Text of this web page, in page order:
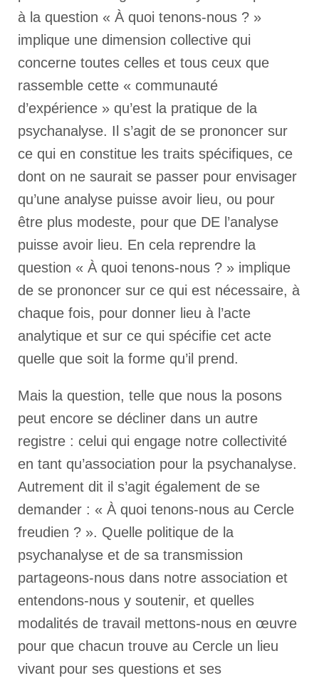
à la question « À quoi tenons-nous ? »
implique une dimension collective qui
concerne toutes celles et tous ceux que
rassemble cette « communauté
d’expérience » qu’est la pratique de la
psychanalyse. Il s’agit de se prononcer sur
ce qui en constitue les traits spécifiques, ce
dont on ne saurait se passer pour envisager
qu’une analyse puisse avoir lieu, ou pour
être plus modeste, pour que DE l’analyse
puisse avoir lieu. En cela reprendre la
question « À quoi tenons-nous ? » implique
de se prononcer sur ce qui est nécessaire, à
chaque fois, pour donner lieu à l’acte
analytique et sur ce qui spécifie cet acte
quelle que soit la forme qu’il prend.
Mais la question, telle que nous la posons
peut encore se décliner dans un autre
registre : celui qui engage notre collectivité
en tant qu’association pour la psychanalyse.
Autrement dit il s’agit également de se
demander : « À quoi tenons-nous au Cercle
freudien ? ». Quelle politique de la
psychanalyse et de sa transmission
partageons-nous dans notre association et
entendons-nous y soutenir, et quelles
modalités de travail mettons-nous en œuvre
pour que chacun trouve au Cercle un lieu
vivant pour ses questions et ses